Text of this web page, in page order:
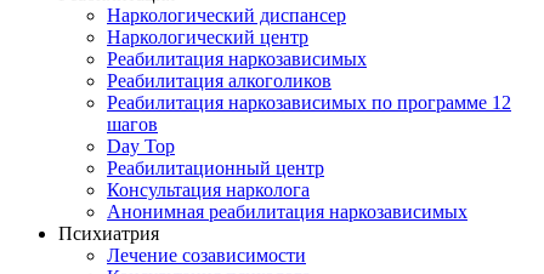
Наркологический диспансер
Наркологический центр
Реабилитация наркозависимых
Реабилитация алкоголиков
Реабилитация наркозависимых по программе 12
шагов
Day Top
Реабилитационный центр
Консультация нарколога
Анонимная реабилитация наркозависимых
Психиатрия
Лечение созависимости